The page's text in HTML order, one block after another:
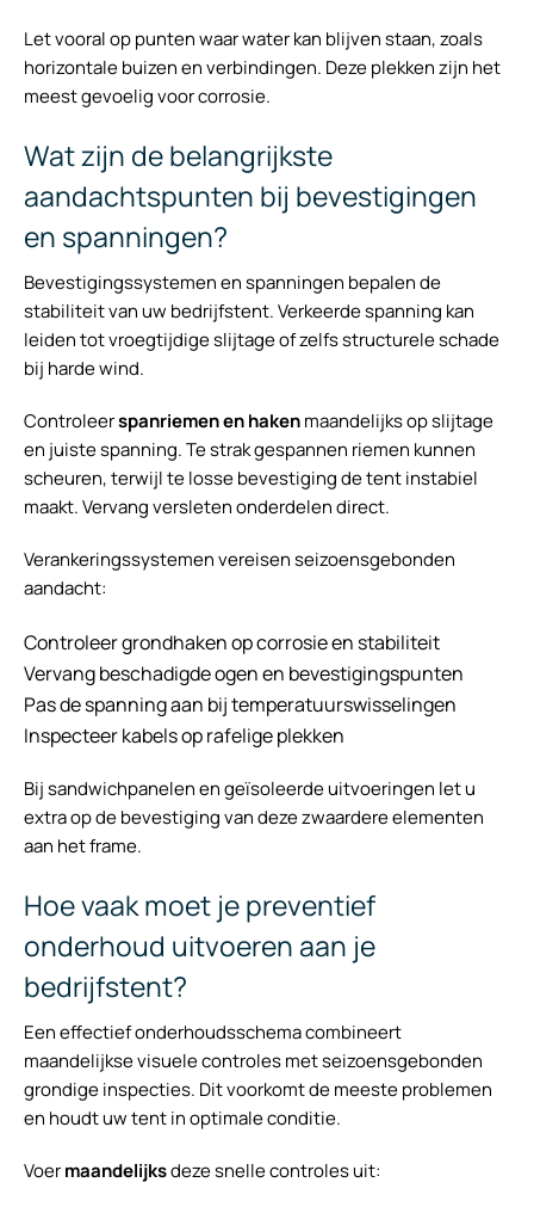
Let vooral op punten waar water kan blijven staan, zoals
horizontale buizen en verbindingen. Deze plekken zijn het
meest gevoelig voor corrosie.
Wat zijn de belangrijkste
aandachtspunten bij bevestigingen
en spanningen?
Bevestigingssystemen en spanningen bepalen de
stabiliteit van uw bedrijfstent. Verkeerde spanning kan
leiden tot vroegtijdige slijtage of zelfs structurele schade
bij harde wind.
Controleerspanriemen en hakenmaandelijks op slijtage
en juiste spanning. Te strak gespannen riemen kunnen
scheuren, terwijl te losse bevestiging de tent instabiel
maakt. Vervang versleten onderdelen direct.
Verankeringssystemen vereisen seizoensgebonden
aandacht:
Controleer grondhaken op corrosie en stabiliteit
Vervang beschadigde ogen en bevestigingspunten
Pas de spanning aan bij temperatuurswisselingen
Inspecteer kabels op rafelige plekken
Bij sandwichpanelen en geïsoleerde uitvoeringen let u
extra op de bevestiging van deze zwaardere elementen
aan het frame.
Hoe vaak moet je preventief
onderhoud uitvoeren aan je
bedrijfstent?
Een effectief onderhoudsschema combineert
maandelijkse visuele controles met seizoensgebonden
grondige inspecties. Dit voorkomt de meeste problemen
en houdt uw tent in optimale conditie.
Voermaandelijksdeze snelle controles uit: